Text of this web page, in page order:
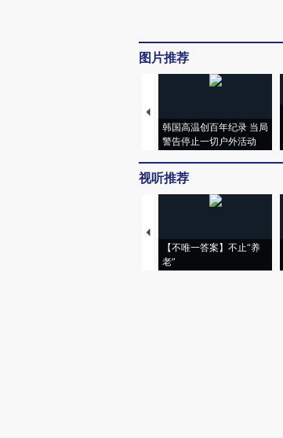
图片推荐
韩国高温创百年纪录 当局
警告停止一切户外活动
视听推荐
【不唯一答案】不止“养
老”